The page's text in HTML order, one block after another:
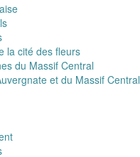
la cité des fleurs
du Massif Central
et du Massif Central